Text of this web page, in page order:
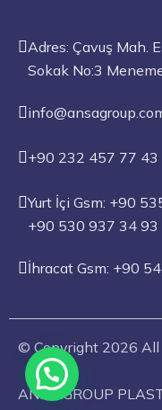
Adres: Çavuş Mah.
Sokak No:3
+90 232 457 77 43
Yurt İçi Gsm: +90
+90 530 937 34 93
İhracat Gsm: +90
© Copyright 2026 All
ANSA GROUP